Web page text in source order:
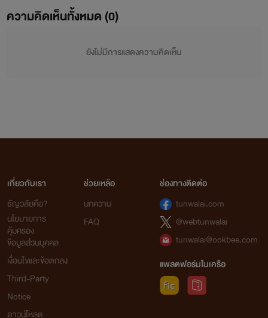
ความคิดเห็นทั้งหมด (0)
ยังไม่มีการแสดงความคิดเห็น
เกี่ยวกับเรา
ธัญวลัยคือ?
นโยบายการ
คุ้มครอง
ข้อมูลส่วนบุคคล
เงื่อนไขและข้อตกลง
Third-Party
Notice
ดาวน์โหลด
ช่วยเหลือ
บทความ
FAQ
ช่องทางติดต่อ
tunwalai.com
@webtunwalai
tunwalai@ookbee.com
แพลตฟอร์มในเครือ